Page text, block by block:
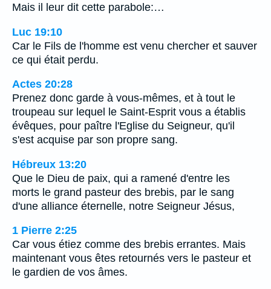
Mais il leur dit cette parabole:…
Luc 19:10
Car le Fils de l'homme est venu chercher et sauver
ce qui était perdu.
Actes 20:28
Prenez donc garde à vous-mêmes, et à tout le
troupeau sur lequel le Saint-Esprit vous a établis
évêques, pour paître l'Eglise du Seigneur, qu'il
s'est acquise par son propre sang.
Hébreux 13:20
Que le Dieu de paix, qui a ramené d'entre les
morts le grand pasteur des brebis, par le sang
d'une alliance éternelle, notre Seigneur Jésus,
1 Pierre 2:25
Car vous étiez comme des brebis errantes. Mais
maintenant vous êtes retournés vers le pasteur et
le gardien de vos âmes.